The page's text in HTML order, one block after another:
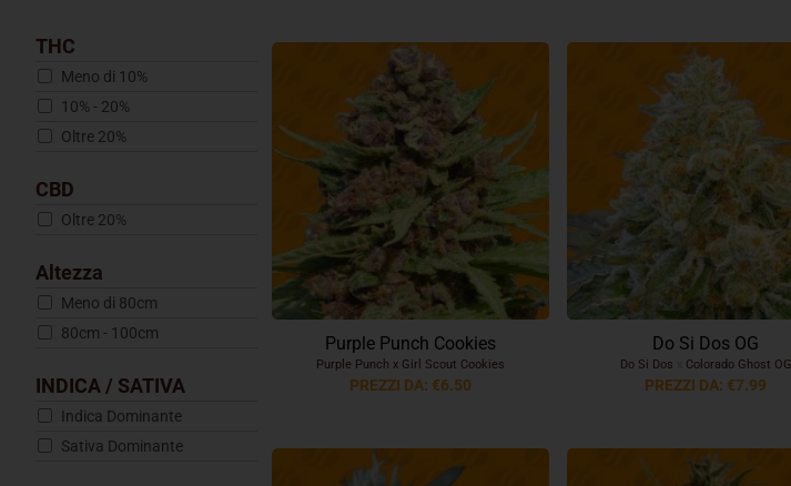
THC
Meno di 10%
10% - 20%
Oltre 20%
CBD
Oltre 20%
Altezza
Meno di 80cm
80cm - 100cm
INDICA / SATIVA
Indica Dominante
Sativa Dominante
Purple Punch Cookies
Purple Punch x Girl Scout Cookies
PREZZI DA: €6.50
Do Si Dos OG
Do Si Dos Colorado Ghost OG
PREZZI DA: €7.99